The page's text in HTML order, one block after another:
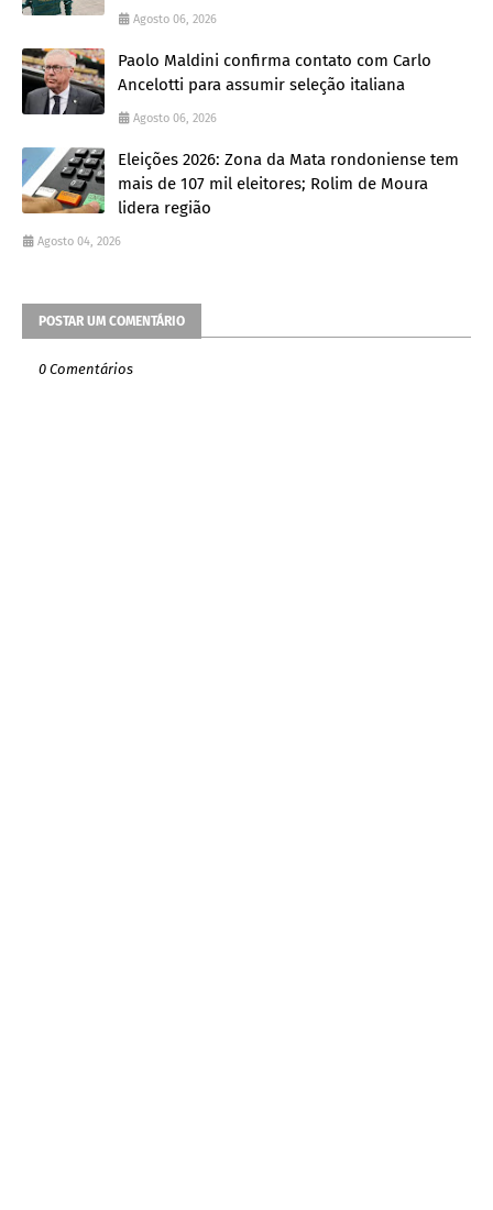
Agosto 06, 2026
Paolo Maldini confirma contato com Carlo
Ancelotti para assumir seleção italiana
Agosto 06, 2026
Eleições 2026: Zona da Mata rondoniense tem
mais de 107 mil eleitores; Rolim de Moura
lidera região
Agosto 04, 2026
POSTAR UM COMENTÁRIO
0 Comentários